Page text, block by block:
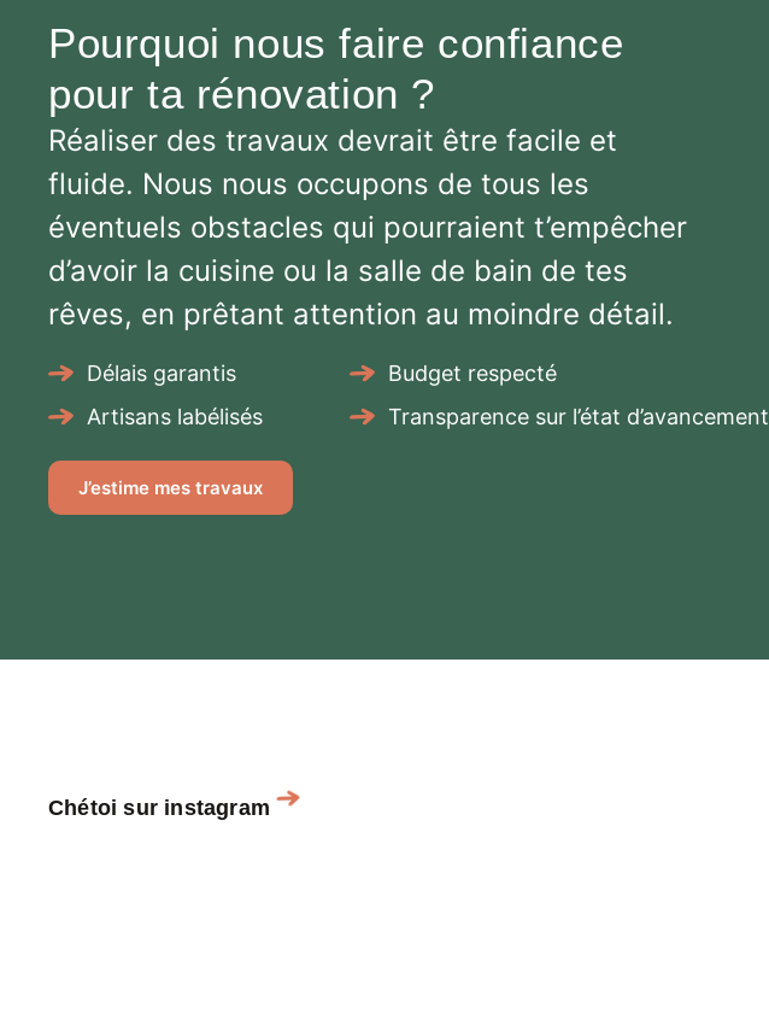
Pourquoi nous faire confiance
pour ta rénovation ?
Réaliser des travaux devrait être facile et
fluide. Nous nous occupons de tous les
éventuels obstacles qui pourraient t’empêcher
d’avoir la cuisine ou la salle de bain de tes
rêves, en prêtant attention au moindre détail.
Délais garantis
Artisans labélisés
Budget respecté
Transparence sur l’état d’avancement
J’estime mes travaux
Chétoi sur instagram